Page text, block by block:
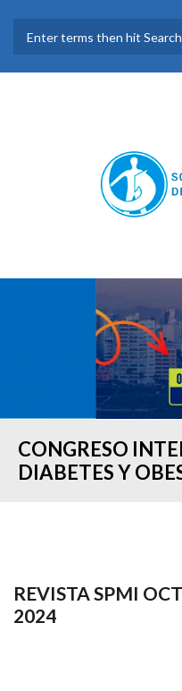
FORMULARIO
BÚSQUEDA
CONGRESO
DIABETES Y
REVISTA SPMI
2024